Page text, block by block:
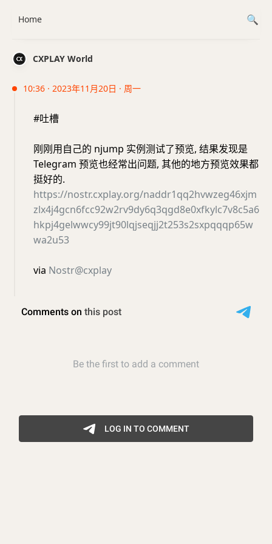
CXPLAY World
10:36 · 2023年11月20日 · 周一
#吐槽
刚刚用自己的 njump 实例测试了预览, 结果发现是
Telegram 预览也经常出问题, 其他的地方预览效果都
挺好的.
https://nostr.cxplay.org/naddr1qq2hvwzeg46xjm
zlx4j4gcn6fcc92w2rv9dy6q3qgd8e0xfkylc7v8c5a6
hkpj4gelwwcy99jt90lqjseqjj2t253s2sxpqqqp65w
wa2u53
via Nostr@cxplay
Home